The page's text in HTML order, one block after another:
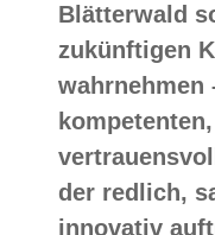
Blätterwald
zukünftigen
wahrnehmen
der redlich,
innovativ